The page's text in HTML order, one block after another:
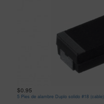
$0.95
5 Pies de alambre Duplo solido #18 (cable)